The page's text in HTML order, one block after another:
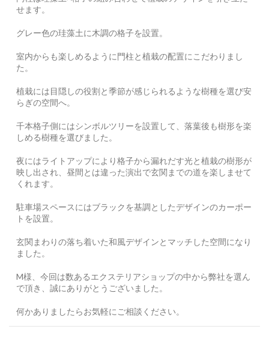
せます。
グレー色の珪藻土に木調の格子を設置。
室内からも楽しめるように門柱と植栽の配置にこだわりまし
た。
植栽には目隠しの役割と季節が感じられるような樹種を選び安
らぎの空間へ。
千本格子側にはシンボルツリーを設置して、落葉後も樹形を楽
しめる樹種を選びました。
夜にはライトアップにより格子から漏れだす光と植栽の樹形が
映し出され、昼間とは違った演出で玄関までの道を楽しませて
くれます。
駐車場スペースにはブラックを基調としたデザインのカーポー
トを設置。
玄関まわりの落ち着いた和風デザインとマッチした空間になり
ました。
M様、今回は数あるエクステリアショップの中から弊社を選ん
で頂き、誠にありがとうございました。
何かありましたらお気軽にご相談ください。